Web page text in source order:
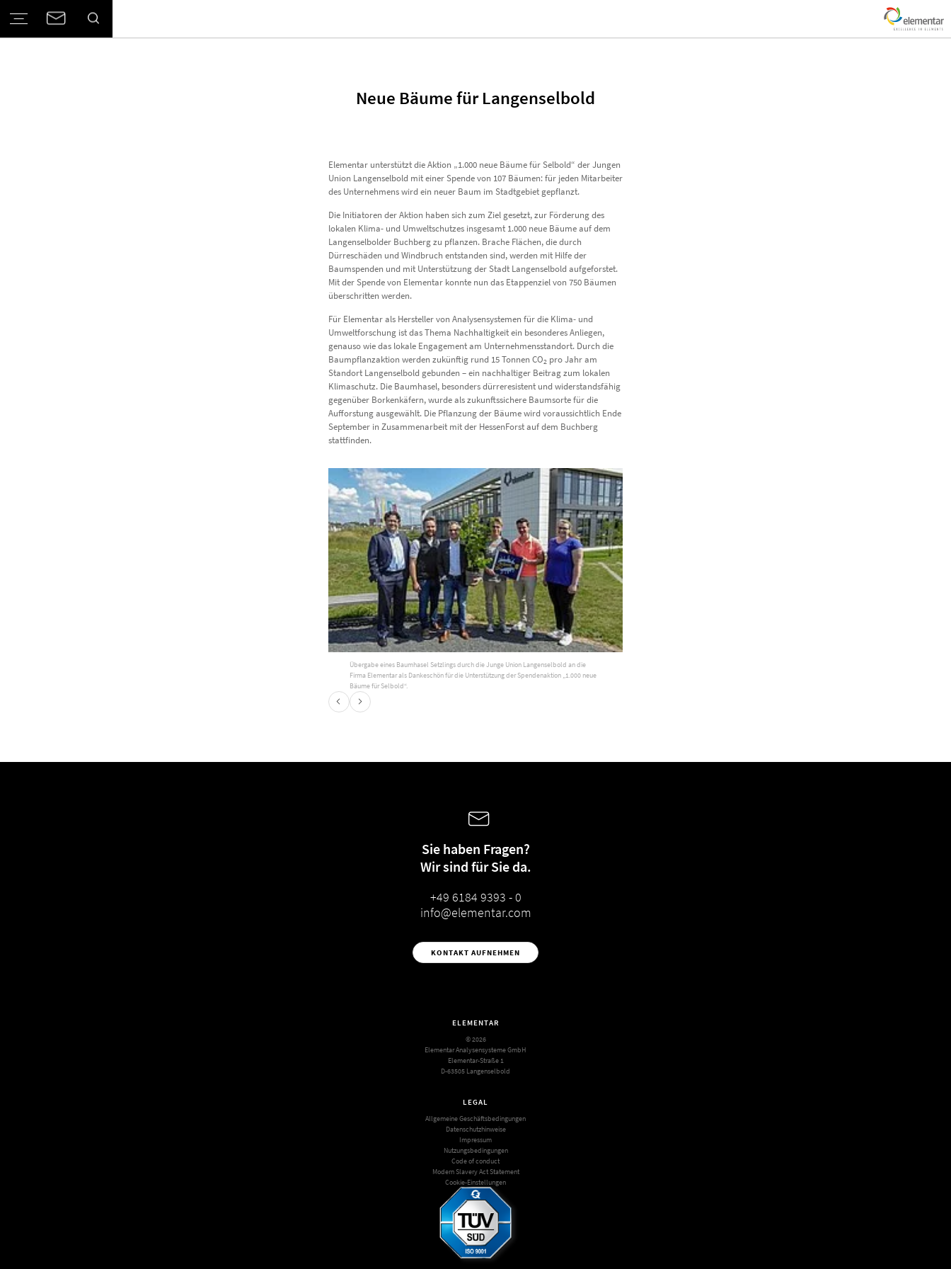
Neue Bäume für Langenselbold
Elementar unterstützt die Aktion „1.000 neue Bäume für Selbold“ der Jungen
Union Langenselbold mit einer Spende von 107 Bäumen: für jeden Mitarbeiter
des Unternehmens wird ein neuer Baum im Stadtgebiet gepflanzt.
Die Initiatoren der Aktion haben sich zum Ziel gesetzt, zur Förderung des
lokalen Klima- und Umweltschutzes insgesamt 1.000 neue Bäume auf dem
Langenselbolder Buchberg zu pflanzen. Brache Flächen, die durch
Dürreschäden und Windbruch entstanden sind, werden mit Hilfe der
Baumspenden und mit Unterstützung der Stadt Langenselbold aufgeforstet.
Mit der Spende von Elementar konnte nun das Etappenziel von 750 Bäumen
überschritten werden.
Für Elementar als Hersteller von Analysensystemen für die Klima- und
Umweltforschung ist das Thema Nachhaltigkeit ein besonderes Anliegen,
genauso wie das lokale Engagement am Unternehmensstandort. Durch die
Baumpflanzaktion werden zukünftig rund 15 Tonnen CO2 pro Jahr am
Standort Langenselbold gebunden – ein nachhaltiger Beitrag zum lokalen
Klimaschutz. Die Baumhasel, besonders dürreresistent und widerstandsfähig
gegenüber Borkenkäfern, wurde als zukunftssichere Baumsorte für die
Aufforstung ausgewählt. Die Pflanzung der Bäume wird voraussichtlich Ende
September in Zusammenarbeit mit der HessenForst auf dem Buchberg
stattfinden.
Übergabe eines Baumhasel Setzlings durch die Junge Union Langenselbold an die
Firma Elementar als Dankeschön für die Unterstützung der Spendenaktion „1.000 neue
Bäume für Selbold“.
Sie haben Fragen?
Wir sind für Sie da.
+49 6184 9393 - 0
info@elementar.com
KONTAKT AUFNEHMEN
ELEMENTAR
© 2026
Elementar Analysensysteme GmbH
Elementar-Straße 1
D-63505 Langenselbold
LEGAL
Allgemeine Geschäftsbedingungen
Datenschutzhinweise
Impressum
Nutzungsbedingungen
Code of conduct
Modern Slavery Act Statement
Cookie-Einstellungen